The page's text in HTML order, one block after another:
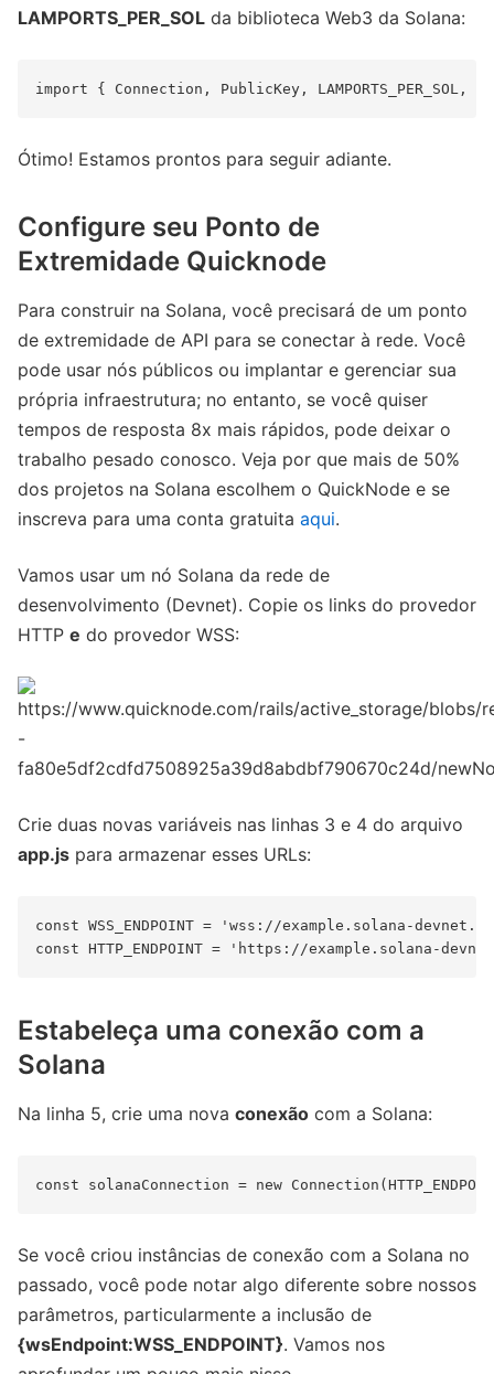
LAMPORTS_PER_SOL da biblioteca Web3 da Solana:
Ótimo! Estamos prontos para seguir adiante.
Configure seu Ponto de
Extremidade Quicknode
Para construir na Solana, você precisará de um ponto
de extremidade de API para se conectar à rede. Você
pode usar nós públicos ou implantar e gerenciar sua
própria infraestrutura; no entanto, se você quiser
tempos de resposta 8x mais rápidos, pode deixar o
trabalho pesado conosco. Veja por que mais de 50%
dos projetos na Solana escolhem o QuickNode e se
inscreva para uma conta gratuita aqui.
Vamos usar um nó Solana da rede de
desenvolvimento (Devnet). Copie os links do provedor
HTTP e do provedor WSS:
Crie duas novas variáveis nas linhas 3 e 4 do arquivo
app.js para armazenar esses URLs:
const WSS_ENDPOINT = 'wss://example.solana-
Estabeleça uma conexão com a
Solana
Na linha 5, crie uma nova conexão com a Solana:
Se você criou instâncias de conexão com a Solana no
passado, você pode notar algo diferente sobre nossos
parâmetros, particularmente a inclusão de
{wsEndpoint:WSS_ENDPOINT}. Vamos nos